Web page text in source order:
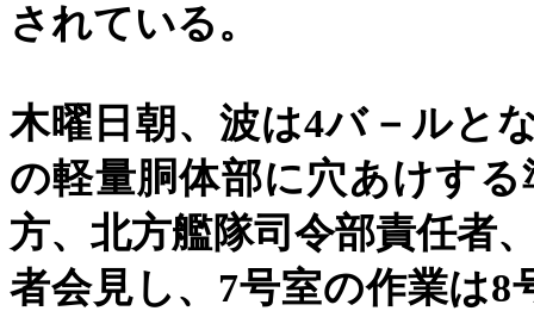
されている。
木曜日朝、波は4バ－ルと
の軽量胴体部に穴あけす
方、北方艦隊司令部責任者
者会見し、 7号室の作業は8